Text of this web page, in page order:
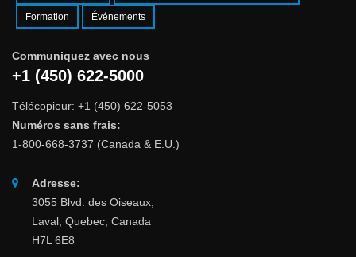
Formation Événements
Communiquez avec nous
+1 (450) 622-5000
Télécopieur: +1 (450) 622-5053
Numéros sans frais:
1-800-668-3737 (Canada & E.U.)
Adresse:
3055 Blvd. des Oiseaux,
Laval, Quebec, Canada
H7L 6E8